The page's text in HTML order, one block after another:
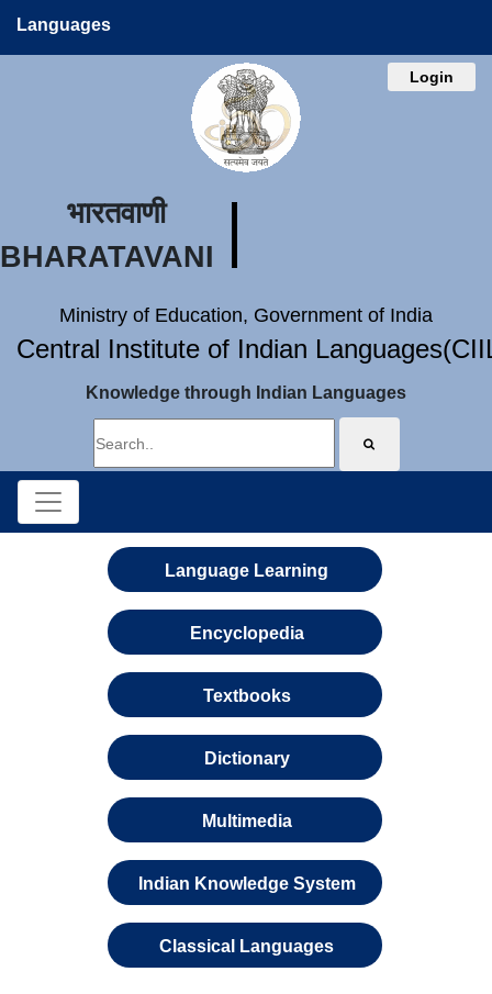
Languages
Login
भारतवाणी
BHARATAVANI
Ministry of Education, Government of India
Central Institute of Indian
Knowledge through Indian Languages
Language Learning
Encyclopedia
Textbooks
Dictionary
Multimedia
Indian Knowledge System
Classical Languages